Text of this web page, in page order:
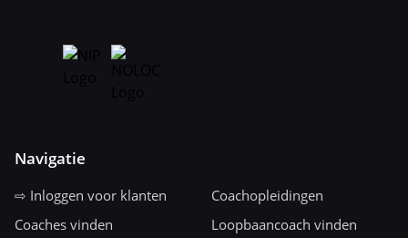
Navigatie
⇨ Inloggen voor klanten
Coachopleidingen
Coaches vinden
Loopbaancoach vinden